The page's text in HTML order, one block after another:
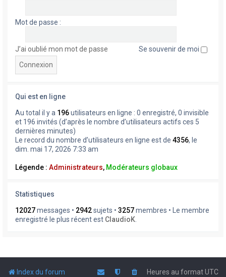
Mot de passe :
J’ai oublié mon mot de passe Se souvenir de moi
Qui est en ligne
Au total il y a 196utilisateurs en ligne : 0 enregistré, 0 invisible
et 196 invités (d’après le nombre d’utilisateurs actifs ces 5
dernières minutes)
Le record du nombre d’utilisateurs en ligne est de 4356, le
dim. mai 17, 2026 7:33 am
Légende : Administrateurs, Modérateurs globaux
Statistiques
12027messages • 2942sujets • 3257membres • Le membre
enregistré le plus récent est ClaudioK
Index du forum Heures au formatUTC